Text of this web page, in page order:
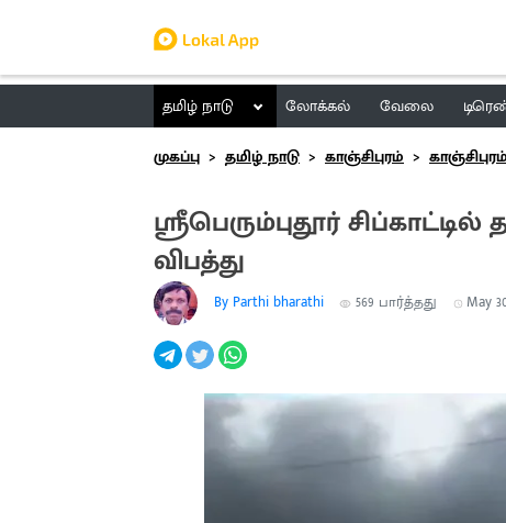
தமிழ் நாடு லோக்கல் வேலை
முகப்பு
தமிழ் நாடு காஞ்சிபுரம்
ஶ்ரீபெரும்புதூர்
விபத்து
By Parthi bharathi 569 பார்த்தது May